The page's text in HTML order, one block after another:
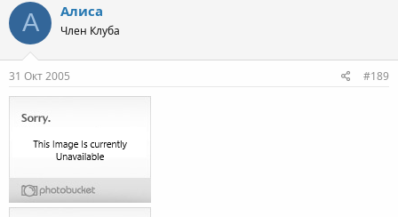
А Алиса
Член Клуба
31 Окт 2005 #189